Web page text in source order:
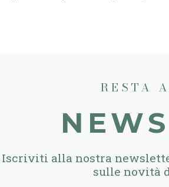
RESTA
Iscriviti alla nostra
sulle novità